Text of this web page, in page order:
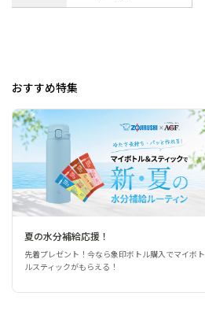
おすすめ特集
夏の水分補給応援！
先着プレゼント！今なら象印ボトル購入でマイボト
ルスティックがもらえる！